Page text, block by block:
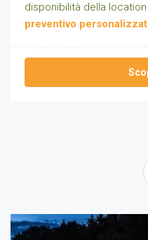
disponibilità della
preventivo